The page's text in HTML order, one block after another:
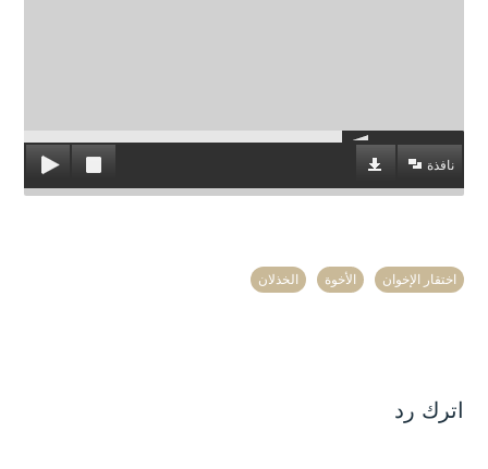
نافذة
اختقار الإخوان الأخوة الخذلان
اترك رد